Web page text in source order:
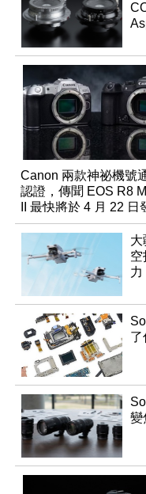
Canon 兩款神祕機號
認證，傳聞 EOS R8
II 最快將於 4 月 22 日
大
空
力
了
變